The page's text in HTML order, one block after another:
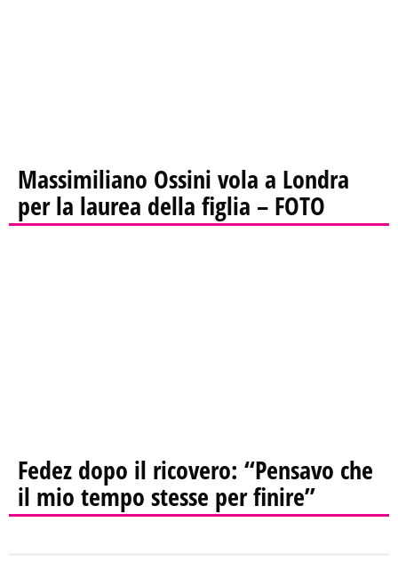
Massimiliano Ossini vola a Londra
per la laurea della figlia – FOTO
Fedez dopo il ricovero: “Pensavo che
il mio tempo stesse per finire”